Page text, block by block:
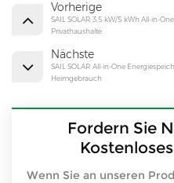
Vorherige
SAIL SOLAR 3,5 kW/5 kWh All-in-
Privathaushalte
Nächste
SAIL SOLAR All-in-One
Heimgebrauch
Fordern Sie
Wenn Sie an unseren